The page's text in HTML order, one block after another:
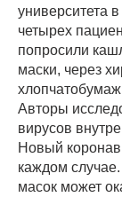
университета
четырех
попросили
маски, через
Авторы
вирусов
Новый
каждом
масок может